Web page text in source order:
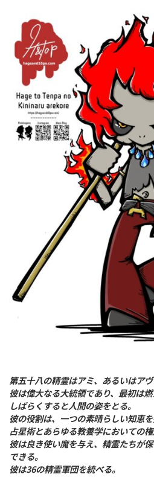
第五十八の精霊はアミ、あるいはアヴ
彼は偉大なる大統領であり、最初は燃
しばらくすると人間の姿をとる。
彼の役割は、一つの素晴らしい知恵を
占星術とあらゆる教養学においての権
彼は​​良き使い魔を与え、精霊たちが
できる。
彼は36の精霊軍団を統べる。